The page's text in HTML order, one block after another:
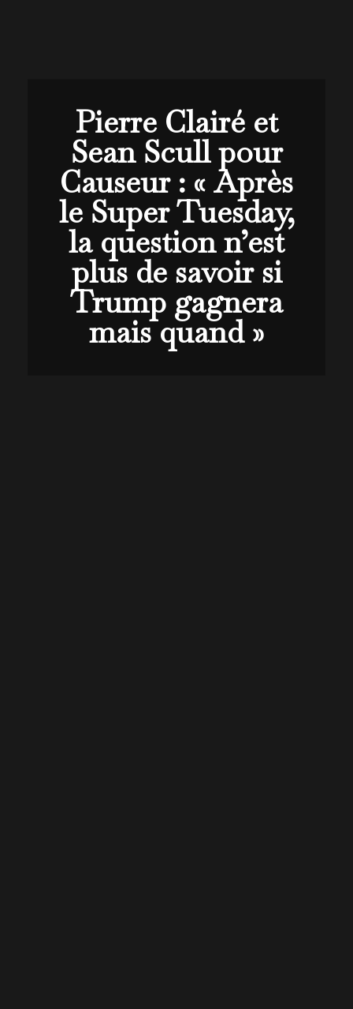
Pierre Clairé et
Sean Scull pour
Causeur : « Après
le Super Tuesday,
la question n’est
plus de savoir si
Trump gagnera
mais quand »